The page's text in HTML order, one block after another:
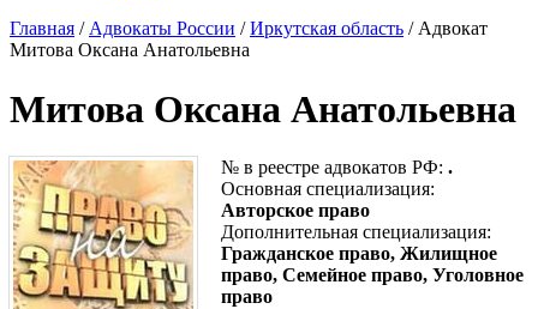
Главная / Адвокаты России /Иркутская область / Адвокат
Митова Оксана Анатольевна
Митова Оксана Анатольевна
№ в реестре адвокатов РФ: .
Основная специализация:
Авторское право
Дополнительная специализация:
Гражданское право, Жилищное
право, Семейное право, Уголовное
право